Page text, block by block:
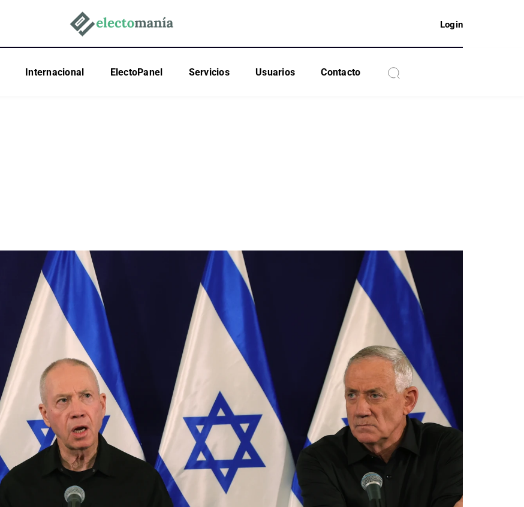
Login
Internacional ElectoPanel Servicios Usuarios Contacto